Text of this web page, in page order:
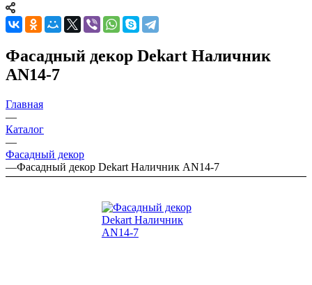
Фасадный декор Dekart Наличник
AN14-7
Главная
—
Каталог
—
Фасадный декор
—Фасадный декор Dekart Наличник AN14-7